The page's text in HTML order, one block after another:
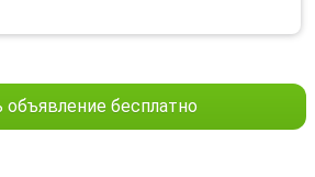
объявление бесплатно